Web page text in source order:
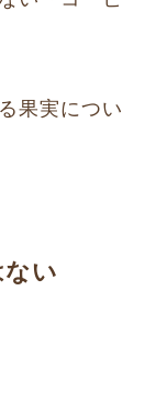
果実につい
ない